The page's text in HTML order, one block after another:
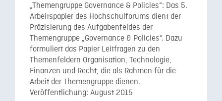
„Themengruppe Governance & Policies“: Das 5.
Arbeitspapier des Hochschulforums dient der
Präzisierung des Aufgabenfeldes der
Themengruppe „Governance & Policies“. Dazu
formuliert das Papier Leitfragen zu den
Themenfeldern Organisation, Technologie,
Finanzen und Recht, die als Rahmen für die
Arbeit der Themengruppe dienen.
Veröffentlichung: August 2015